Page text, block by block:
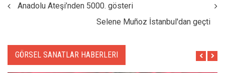
Anadolu Ateşi’nden 5000. gösteri
Selene Muñoz İstanbul'dan geçti
GÖRSEL SANATLAR HABERLERI